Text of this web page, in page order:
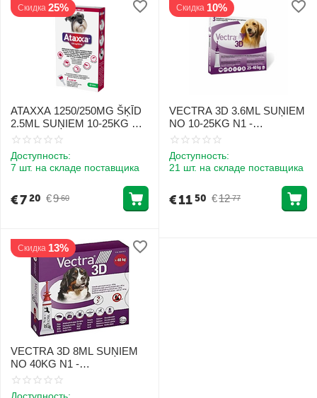
Скидка 25%
ATAXXA 1250/250MG ŠĶĪD
2.5ML SUŅIEM 10-25KG N1
[CLONE]
Доступность:
7 шт. на складе поставщика
€9 60
€720
Скидка 10%
VECTRA 3D 3.6ML SUŅIEM
NO 10-25KG N1 -
PRETPARAZITĀRI PILIENI
Доступность:
21 шт. на складе поставщика
€12 77
€1150
Скидка 13%
VECTRA 3D 8ML SUŅIEM
NO 40KG N1 -
PRETPARAZITĀRI PILIENI